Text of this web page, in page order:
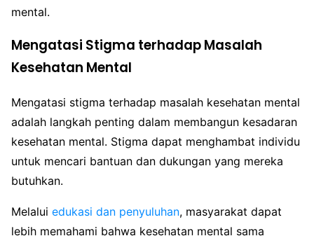
mental.
Mengatasi Stigma terhadap Masalah
Kesehatan Mental
Mengatasi stigma terhadap masalah kesehatan mental
adalah langkah penting dalam membangun kesadaran
kesehatan mental. Stigma dapat menghambat individu
untuk mencari bantuan dan dukungan yang mereka
butuhkan.
Melalui edukasi dan penyuluhan, masyarakat dapat
lebih memahami bahwa kesehatan mental sama